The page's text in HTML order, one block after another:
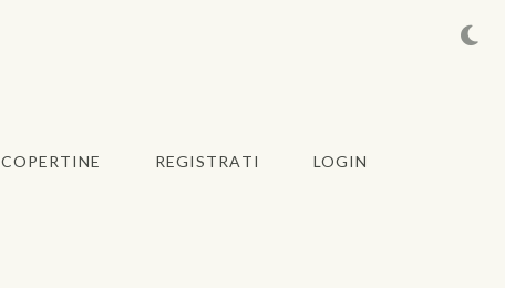
COPERTINE REGISTRATI LOGIN